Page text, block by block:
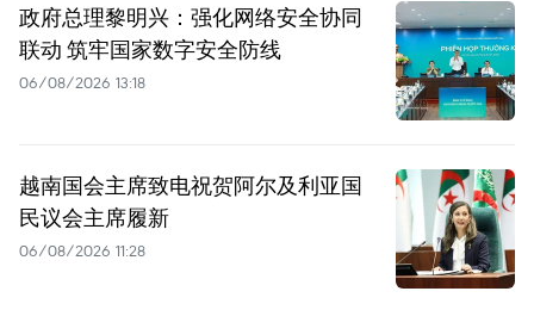
政府总理黎明兴：强化网络安全协同
联动 筑牢国家数字安全防线
06/08/2026 13:18
越南国会主席致电祝贺阿尔及利亚国
民议会主席履新
06/08/2026 11:28